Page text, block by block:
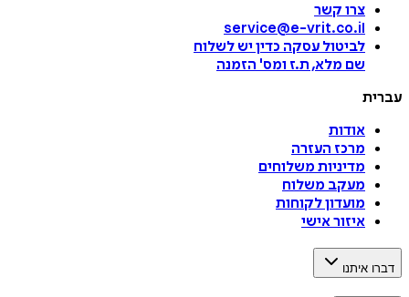
צרו קשר
service@e-vrit.co.il
לביטול עסקה כדין יש לשלוח
שם מלא, ת.ז ומס' הזמנה
עברית
אודות
מרכז העזרה
מדיניות משלוחים
מעקב משלוח
מועדון לקוחות
איזור אישי
דברו איתנו